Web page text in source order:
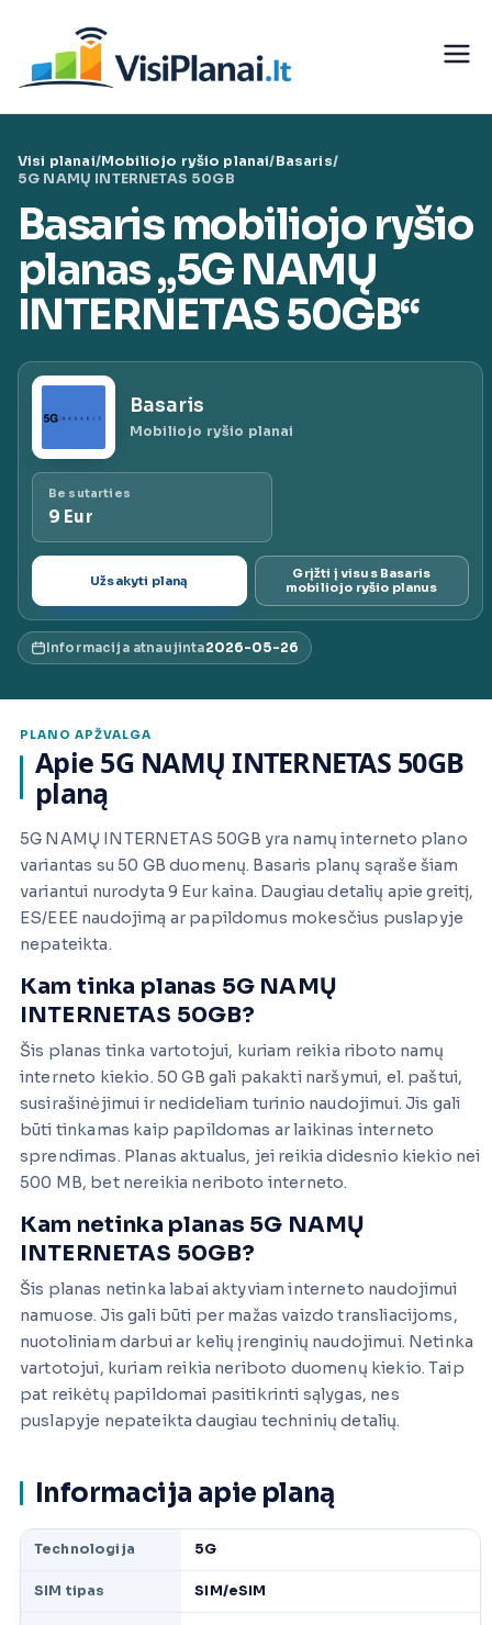
turinio
teleko
munika
cijų
paslaug
ų planai
ai.lt
Visi planai/Mobiliojo ryšio planai/Basaris/
5G NAMŲ INTERNETAS 50GB
Basaris mobiliojo ryšio
planas „5G NAMŲ
INTERNETAS 50GB“
Basaris
Mobiliojo ryšio planai
Be sutarties
9 Eur
Užsakyti planą
Grįžti į visus Basaris
mobiliojo ryšio planus
Informacija atnaujinta2026-05-26
PLANO APŽVALGA
Apie 5G NAMŲ INTERNETAS 50GB
planą
5G NAMŲ INTERNETAS 50GB yra namų interneto plano
variantas su 50 GB duomenų. Basaris planų sąraše šiam
variantui nurodyta 9 Eur kaina. Daugiau detalių apie greitį,
ES/EEE naudojimą ar papildomus mokesčius puslapyje
nepateikta.
Kam tinka planas 5G NAMŲ
INTERNETAS 50GB?
Šis planas tinka vartotojui, kuriam reikia riboto namų
interneto kiekio. 50 GB gali pakakti naršymui, el. paštui,
susirašinėjimui ir nedideliam turinio naudojimui. Jis gali
būti tinkamas kaip papildomas ar laikinas interneto
sprendimas. Planas aktualus, jei reikia didesnio kiekio nei
500 MB, bet nereikia neriboto interneto.
Kam netinka planas 5G NAMŲ
INTERNETAS 50GB?
Šis planas netinka labai aktyviam interneto naudojimui
namuose. Jis gali būti per mažas vaizdo transliacijoms,
nuotoliniam darbui ar kelių įrenginių naudojimui. Netinka
vartotojui, kuriam reikia neriboto duomenų kiekio. Taip
pat reikėtų papildomai pasitikrinti sąlygas, nes
puslapyje nepateikta daugiau techninių detalių.
Informacija apie planą
Technologija 5G
SIM tipas SIM/eSIM